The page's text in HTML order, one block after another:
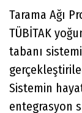
Tarama Ağı
TÜBİTAK
tabanı
Sistemin
entegrasyon